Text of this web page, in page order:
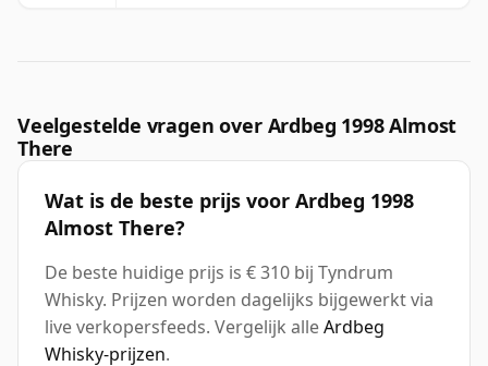
Veelgestelde vragen over Ardbeg 1998 Almost
There
Wat is de beste prijs voor Ardbeg 1998
Almost There?
De beste huidige prijs is € 310 bij Tyndrum
Whisky. Prijzen worden dagelijks bijgewerkt via
live verkopersfeeds. Vergelijk alleArdbeg
Whisky-prijzen.